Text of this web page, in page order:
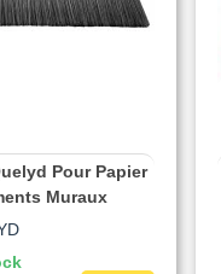
Pour Papier
Muraux